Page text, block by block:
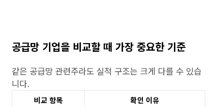
공급망 기업을 비교할 때 가장 중요한 기준
같은 공급망 관련주라도 실적 구조는 크게 다를 수 있습
니다.
비교 항목
확인 이유